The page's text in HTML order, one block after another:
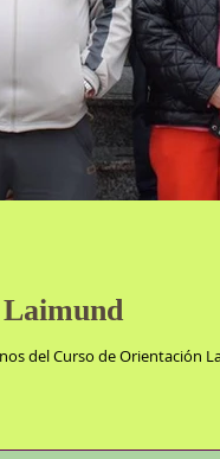
del Curso de Orientación